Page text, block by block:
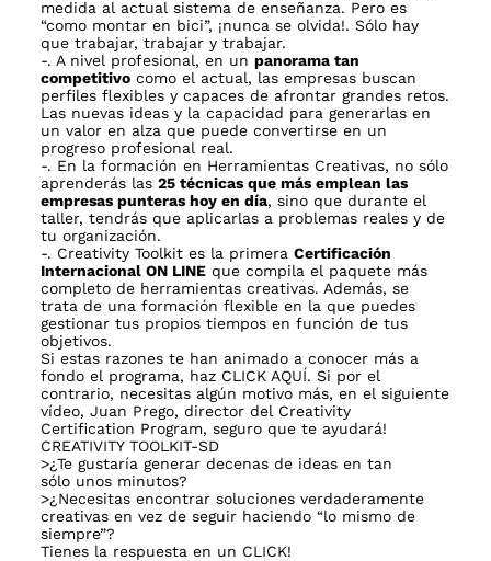
medida al actual sistema de enseñanza. Pero es
“como montar en bici”, ¡nunca se olvida!. Sólo hay
que trabajar, trabajar y trabajar.
-. A nivel profesional, en unpanorama tan
competitivo como el actual, las empresas buscan
perfiles flexibles y capaces de afrontar grandes retos.
Las nuevas ideas y la capacidad para generarlas en
un valor en alza que puede convertirse en un
progreso profesional real.
-. En la formación en Herramientas Creativas, no sólo
aprenderás las25 técnicas que más emplean las
empresas punteras hoy en día, sino que durante el
taller, tendrás que aplicarlas a problemas reales y de
tu organización.
-. Creativity Toolkit es la primeraCertificación
Internacional ON LINE que compila el paquete más
completo de herramientas creativas. Además, se
trata de una formación flexible en la que puedes
gestionar tus propios tiempos en función de tus
objetivos.
Si estas razones te han animado a conocer más a
fondo el programa, haz CLICK AQUÍ. Si por el
contrario, necesitas algún motivo más, en el siguiente
vídeo, Juan Prego, director del Creativity
Certification Program, seguro que te ayudará!
CREATIVITY TOOLKIT-SD
>¿Te gustaría generar decenas de ideas en tan
sólo unos minutos?
>¿Necesitas encontrar soluciones verdaderamente
creativas en vez de seguir haciendo “lo mismo de
siempre”?
Tienes la respuesta en un CLICK!